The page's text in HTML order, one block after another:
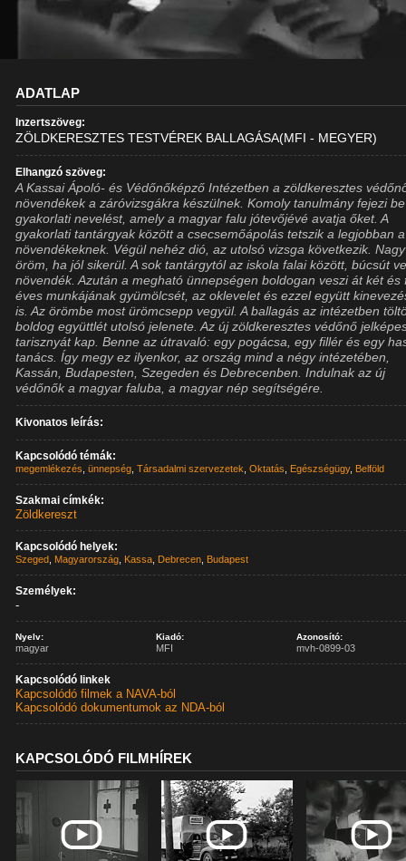
ADATLAP
Inzertszöveg:
ZÖLDKERESZTES TESTVÉREK BALLAGÁSA(MFI - MEGYER)
Elhangzó szöveg:
A Kassai Ápoló- és Védőnőképző Intézetben a zöldkeresztes
növendékek a záróvizsgákra készülnek. Komoly tanulmány fejezi
gyakorlati nevelést, amely a magyar falu jótevőjévé avatja őket. A
gyakorlati tantárgyak között a csecsemőápolás tetszik a legjobban a
növendékeknek. Végül nehéz dió, az utolsó vizsga következik.
öröm, ha jól sikerül. A sok tantárgytól az iskola falai között, búcsút
növendék. Azután a megható ünnepségen boldogan veszi át két és
éves munkájának gyümölcsét, az oklevelet és ezzel együtt
is. Az örömbe most ürömcsepp vegyül. A ballagás az intézetben
boldog együttlét utolsó jelenete. Az új zöldkeresztes védőnő
tarisznyát kap. Benne az útravaló: egy pogácsa, egy fillér és egy
tanács. Így megy ez ilyenkor, az ország mind a négy intézetében,
Kassán, Budapesten, Szegeden és Debrecenben. Indulnak az új
védőnők a magyar faluba, a magyar nép segítségére.
Kivonatos leírás:
Kapcsolódó témák:
megemlékezés ,ünnepség ,Társadalmi szervezetek ,Oktatás Egészségügy, Belföld
Szakmai címkék:
Zöldkereszt
Kapcsolódó helyek:
Szeged Magyarország Kassa Debrecen Budapest
Személyek:
-
Nyelv:
magyar
Kiadó:
MFI
Azonosító:
mvh-0899-03
Kapcsolódó linkek
Kapcsolódó filmek a NAVA-ból
Kapcsolódó dokumentumok az NDA-ból
KAPCSOLÓDÓ FILMHÍREK